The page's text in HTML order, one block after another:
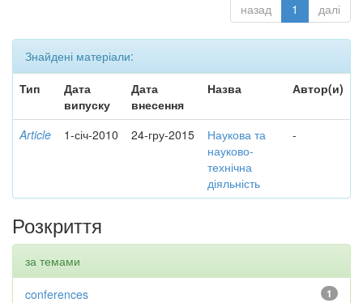
назад 1 далі
Знайдені матеріали:
Тип
Дата
випуску
Дата
внесення
Назва Автор(и)
Article 1-січ-2010 24-гру-2015
Наукова та
науково-
технічна
діяльність
-
Розкриття
за темами
1
conferences